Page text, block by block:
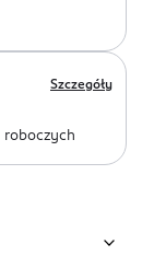
Szczegóły
roboczych